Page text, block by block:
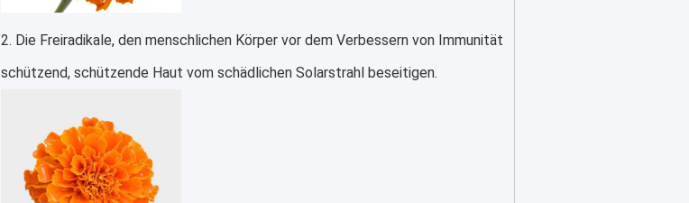
2. Die Freiradikale, den menschlichen Körper vor dem Verbessern von Immunität
schützend, schützende Haut vom schädlichen Solarstrahl beseitigen.